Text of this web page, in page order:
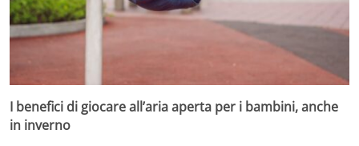
I benefici di giocare all’aria aperta per i bambini, anche
in inverno